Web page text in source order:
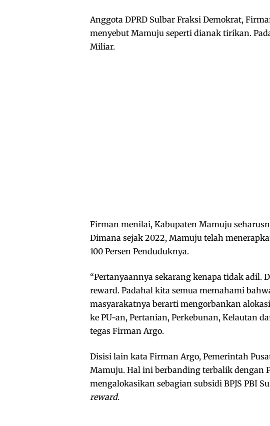
Anggota DPRD Sulbar Fraksi Demokrat,
menyebut Mamuju seperti dianak tirikan.
Miliar.
Firman menilai, Kabupaten Mamuju
Dimana sejak 2022, Mamuju telah
100 Persen Penduduknya.
“Pertanyaannya sekarang kenapa tidak
reward. Padahal kita semua memahami
masyarakatnya berarti mengorbankan
ke PU-an, Pertanian, Perkebunan, Kelautan
tegas Firman Argo.
Disisi lain kata Firman Argo, Pemerintah
Mamuju. Hal ini berbanding terbalik dengan
mengalokasikan sebagian subsidi BPJS PBI
reward.